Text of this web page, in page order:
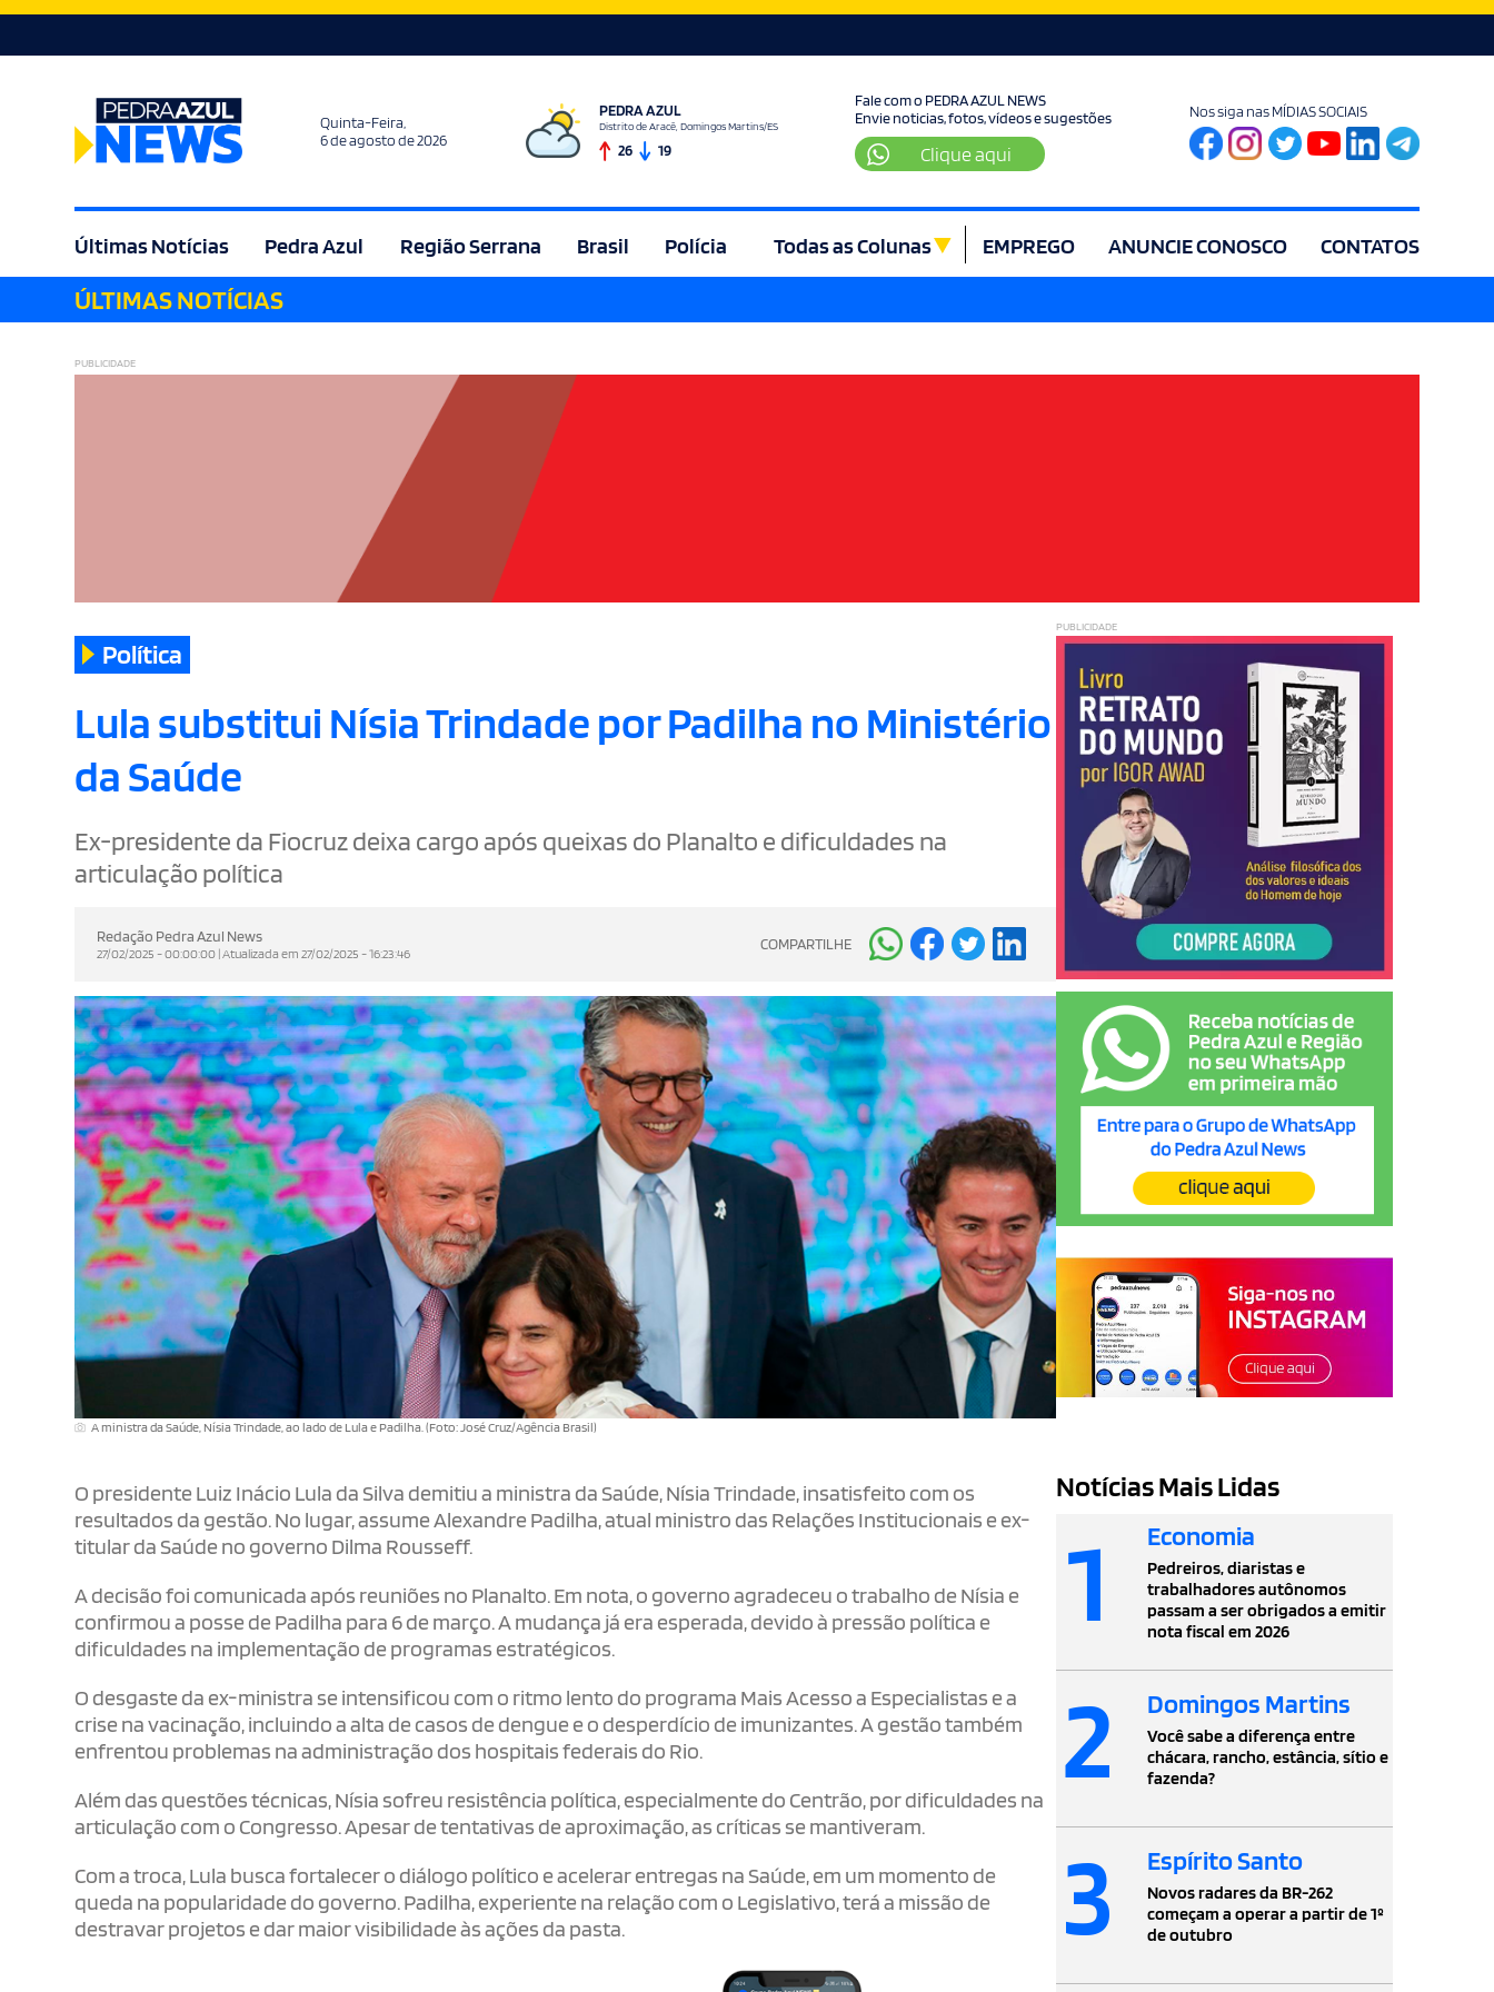
Quinta-Feira,
6 de agosto de 2026
PEDRA AZUL
Distrito de Aracê, Domingos Martins/ES
26 19
Fale com o PEDRA AZUL NEWS
Envie noticias, fotos, vídeos e sugestões
Clique aqui
Nos siga nas MÍDIAS SOCIAIS
Últimas Notícias Pedra Azul Região Serrana Brasil Polícia Todas as Colunas
Agricultura
EMPREGO ANUNCIE CONOSCO CONTATOS
ÚLTIMAS NOTÍCIAS
PUBLICIDADE
Política
Lula substitui Nísia Trindade por Padilha no Ministério
da Saúde
Ex-presidente da Fiocruz deixa cargo após queixas do Planalto e dificuldades na
articulação política
Redação Pedra Azul News
27/02/2025 - 00:00:00 | Atualizada em 27/02/2025 - 16:23:46 COMPARTILHE
A ministra da Saúde, Nísia Trindade, ao lado de Lula e Padilha. (Foto: José Cruz/Agência Brasil)
O presidente Luiz Inácio Lula da Silva demitiu a ministra da Saúde, Nísia Trindade, insatisfeito com os
resultados da gestão. No lugar, assume Alexandre Padilha, atual ministro das Relações Institucionais e ex-
titular da Saúde no governo Dilma Rousseff.
A decisão foi comunicada após reuniões no Planalto. Em nota, o governo agradeceu o trabalho de Nísia e
confirmou a posse de Padilha para 6 de março. A mudança já era esperada, devido à pressão política e
dificuldades na implementação de programas estratégicos.
O desgaste da ex-ministra se intensificou com o ritmo lento do programa Mais Acesso a Especialistas e a
crise na vacinação, incluindo a alta de casos de dengue e o desperdício de imunizantes. A gestão também
enfrentou problemas na administração dos hospitais federais do Rio.
Além das questões técnicas, Nísia sofreu resistência política, especialmente do Centrão, por dificuldades na
articulação com o Congresso. Apesar de tentativas de aproximação, as críticas se mantiveram.
Com a troca, Lula busca fortalecer o diálogo político e acelerar entregas na Saúde, em um momento de
queda na popularidade do governo. Padilha, experiente na relação com o Legislativo, terá a missão de
destravar projetos e dar maior visibilidade às ações da pasta.
PUBLICIDADE
Notícias Mais Lidas
1 Economia
Pedreiros, diaristas e
trabalhadores autônomos
passam a ser obrigados a emitir
nota fiscal em 2026
2 Domingos Martins
Você sabe a diferença entre
chácara, rancho, estância, sítio e
fazenda?
3 Espírito Santo
Novos radares da BR-262
começam a operar a partir de 1º
de outubro